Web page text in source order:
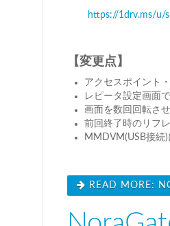
https://1drv.ms/u/
【変更点】
アクセスポイント
レピータ設定画面
画面を数回回転さ
前回終了時のリフ
MMDVM(USB接続)
READ MORE: